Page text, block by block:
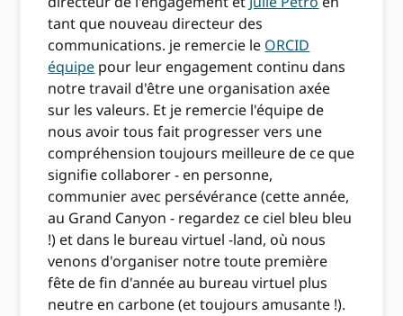
tant que nouveau directeur des
communications. je remercie le ORCID
équipe pour leur engagement continu dans
notre travail d'être une organisation axée
sur les valeurs. Et je remercie l'équipe de
nous avoir tous fait progresser vers une
compréhension toujours meilleure de ce que
signifie collaborer - en personne,
communier avec persévérance (cette année,
au Grand Canyon - regardez ce ciel bleu bleu
!) et dans le bureau virtuel -land, où nous
venons d'organiser notre toute première
fête de fin d'année au bureau virtuel plus
neutre en carbone (et toujours amusante !).